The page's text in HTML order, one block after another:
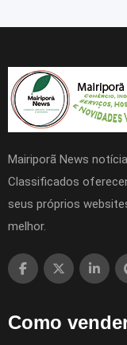
Mairiporã News
Classificados
seus próprios
melhor.
Como